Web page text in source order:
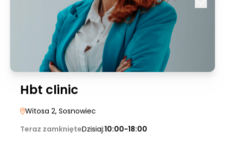
Hbt clinic
Witosa 2, Sosnowiec
Teraz zamknięteDzisiaj:10:00-18:00